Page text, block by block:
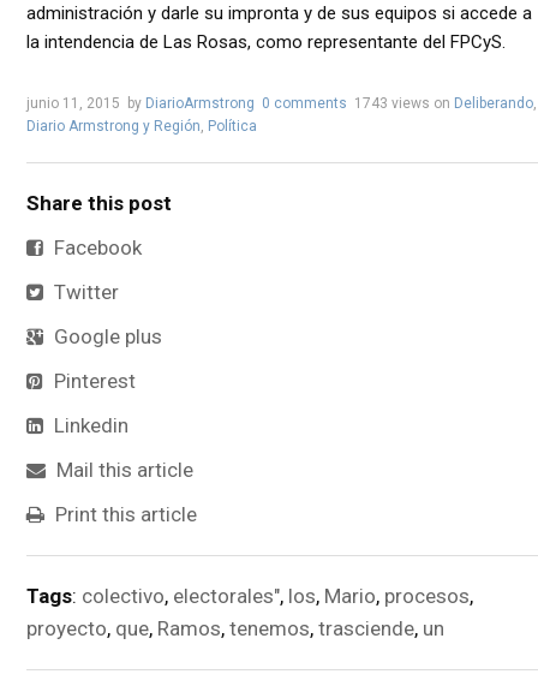
administración y darle su impronta y de sus equipos si accede a
la intendencia de Las Rosas, como representante del FPCyS.
junio 11, 2015 by DiarioArmstrong 0 comments 1743 views on Deliberando
Diario Armstrong y Región Política
Share this post
Facebook
Twitter
Google plus
Pinterest
Linkedin
Mail this article
Print this article
Tags: colectivo, electorales", los, Mario, procesos,
proyecto, que, Ramos, tenemos, trasciende, un